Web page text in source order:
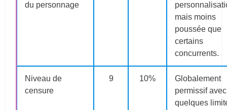
du personnage
mais moins
poussée que
certains
concurrents.
Niveau de
censure
9 10%
Globalement
permissif avec
quelques